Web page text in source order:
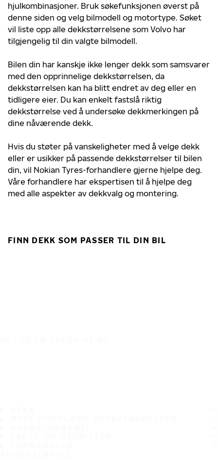
hjulkombinasjoner. Bruk søkefunksjonen øverst på
denne siden og velg bilmodell og motortype. Søket
vil liste opp alle dekkstørrelsene som Volvo har
tilgjengelig til din valgte bilmodell.
Bilen din har kanskje ikke lenger dekk som samsvarer
med den opprinnelige dekkstørrelsen, da
dekkstørrelsen kan ha blitt endret av deg eller en
tidligere eier. Du kan enkelt fastslå riktig
dekkstørrelse ved å undersøke dekkmerkingen på
dine nåværende dekk.
Hvis du støter på vanskeligheter med å velge dekk
eller er usikker på passende dekkstørrelser til bilen
din, vil Nokian Tyres-forhandlere gjerne hjelpe deg.
Våre forhandlere har ekspertisen til å hjelpe deg
med alle aspekter av dekkvalg og montering.
FINN DEKK SOM PASSER TIL DIN BIL